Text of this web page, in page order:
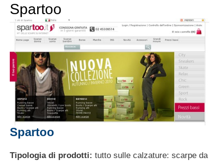
Spartoo
Spartoo
Tipologia di prodotti: tutto sulle calzature: scarpe da